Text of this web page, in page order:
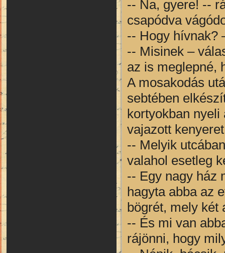
-- Na, gyere! --
csapódva
-- Hogy hívnak?
-- Misinek –
az is meglepné,
A mosakodás
sebtében
kortyokban nyeli
vajazott
-- Melyik
valahol esetleg
-- Egy nagy ház
hagyta abba az
bögrét, mely két
-- És mi van
rájönni, hogy